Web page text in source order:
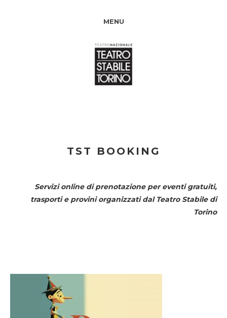
MENU
TST BOOKING
Servizi online di prenotazione per eventi gratuiti,
trasporti e provini organizzati dal Teatro Stabile di
Torino